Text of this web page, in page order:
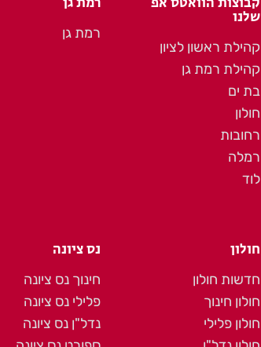
שלנו
קהילת ראשון לציון
קהילת רמת גן
בת ים
חולון
רחובות
רמלה
לוד
רמת גן
חולון
חדשות חולון
חולון חינוך
חולון פלילי
נס ציונה
חינוך נס ציונה
פלילי נס ציונה
נדל"ן נס ציונה